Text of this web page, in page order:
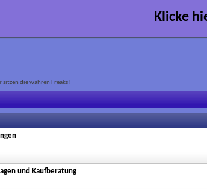
Klicke
die wahren Freaks!
und Kaufberatung